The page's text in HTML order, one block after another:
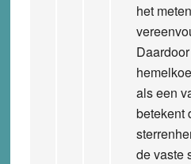
het
als een
betekent
de vaste